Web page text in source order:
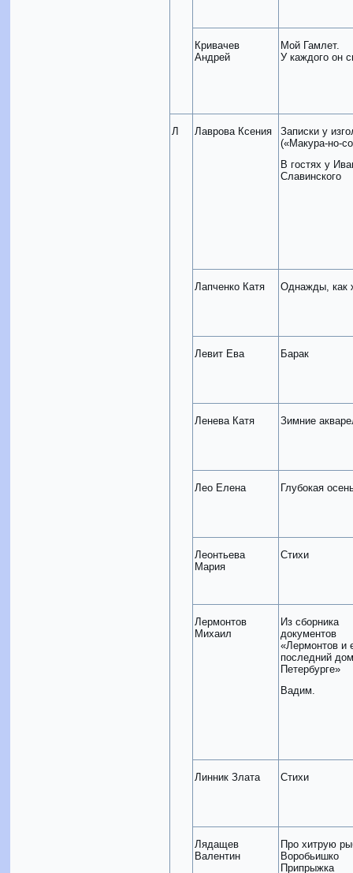
Кривачев
Андрей
Мой Гамлет.
У каждого он
Л Лаврова Ксения
Записки у
(«Макура-но-
В гостях у
Славинского
Лапченко Катя Однажды, как
Левит Ева Барак
Ленева Катя Зимние
Лео Елена Глубокая
Леонтьева
Мария
Стихи
Лермонтов
Михаил
Из сборника
документов
«Лермонтов и
последний
Петербурге»
Вадим.
Линник Злата Стихи
Лядащев
Валентин
Про хитрую
Воробьишко
Припрыжка